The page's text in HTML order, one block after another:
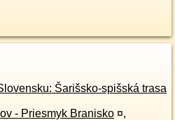
Šarišsko-spišská trasa
- Priesmyk Branisko ¤,